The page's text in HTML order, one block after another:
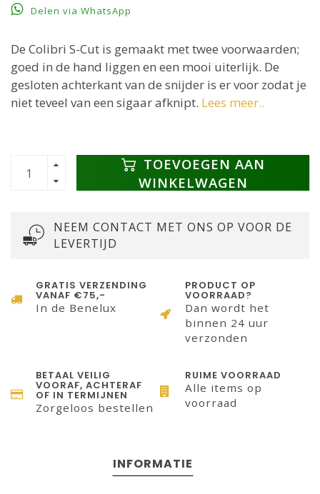
Delen via WhatsApp
De Colibri S-Cut is gemaakt met twee voorwaarden;
goed in de hand liggen en een mooi uiterlijk. De
gesloten achterkant van de snijder is er voor zodat je
niet teveel van een sigaar afknipt. Lees meer..
TOEVOEGEN AAN
WINKELWAGEN
NEEM CONTACT MET ONS OP VOOR DE
LEVERTIJD
GRATIS VERZENDING
VANAF €75,-
In de Benelux
PRODUCT OP
VOORRAAD?
Dan wordt het
binnen 24 uur
verzonden
BETAAL VEILIG
VOORAF, ACHTERAF
OF IN TERMIJNEN
Zorgeloos bestellen
RUIME VOORRAAD
Alle items op
voorraad
INFORMATIE